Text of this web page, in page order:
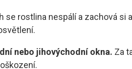
se rostlina nespálí a zachová si
nebo jihovýchodní okna. Za